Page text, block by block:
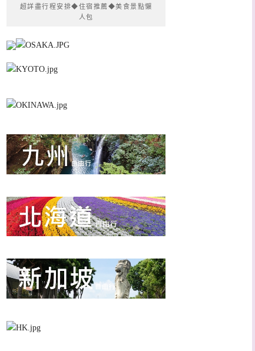
超詳盡行程安排◆住宿推薦◆美食景點懶
人包